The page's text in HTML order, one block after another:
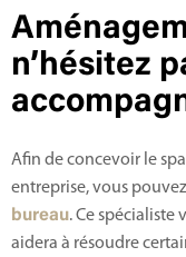
n’hésitez
Afin de concevoir le
entreprise, vous
bureau. Ce spécialiste
aidera à résoudre